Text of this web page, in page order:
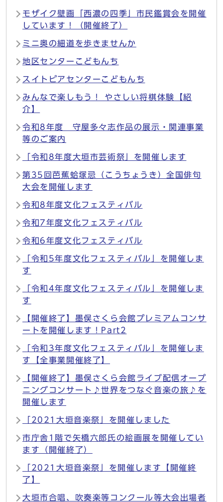
モザイク壁画「西濃の四季」市民鑑賞会を開催
しています！（開催終了）
ミニ奥の細道を歩きませんか
地区センターこどもんち
スイトピアセンターこどもんち
みんなで楽しもう！ やさしい将棋体験【紹
介】
令和8年度 守屋多々志作品の展示・関連事業
等のご案内
「令和8年度大垣市芸術祭」を開催します
第35回芭蕉蛤塚忌（こうちょうき）全国俳句
大会を開催します
令和8年度文化フェスティバル
令和7年度文化フェスティバル
令和6年度文化フェスティバル
「令和5年度文化フェスティバル」を開催しま
す
「令和4年度文化フェスティバル」を開催しま
す
【開催終了】墨俣さくら会館プレミアムコンサ
ートを開催します！Part2
「令和3年度文化フェスティバル」を開催しま
す【全事業開催終了】
【開催終了】墨俣さくら会館ライブ配信オープ
ニングコンサート♪世界をつなぐ音楽の旅♪を
開催します
「2021大垣音楽祭」を開催しました
市庁舎1階で矢橋六郎氏の絵画展を開催してい
ます（開催終了）
「2021大垣音楽祭」を開催します【開催終
了】
大垣市合唱、吹奏楽等コンクール等大会出場者